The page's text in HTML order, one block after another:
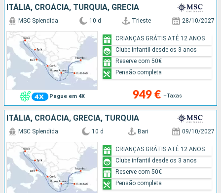
ITÁLIA, CROÁCIA, TURQUIA, GRÉCIA
Pague em 4X
MSC Splendida 10 d Trieste 28/10/2027
949 € +Taxas
CRIANÇAS GRÁTIS ATÉ 12 ANOS
Clube infantil desde os 3 anos
Reserve com 50€
Pensão completa
ITÁLIA, CROÁCIA, GRÉCIA, TURQUIA
MSC Splendida 10 d Bari 09/10/2027
CRIANÇAS GRÁTIS ATÉ 12 ANOS
Clube infantil desde os 3 anos
Reserve com 50€
Pensão completa